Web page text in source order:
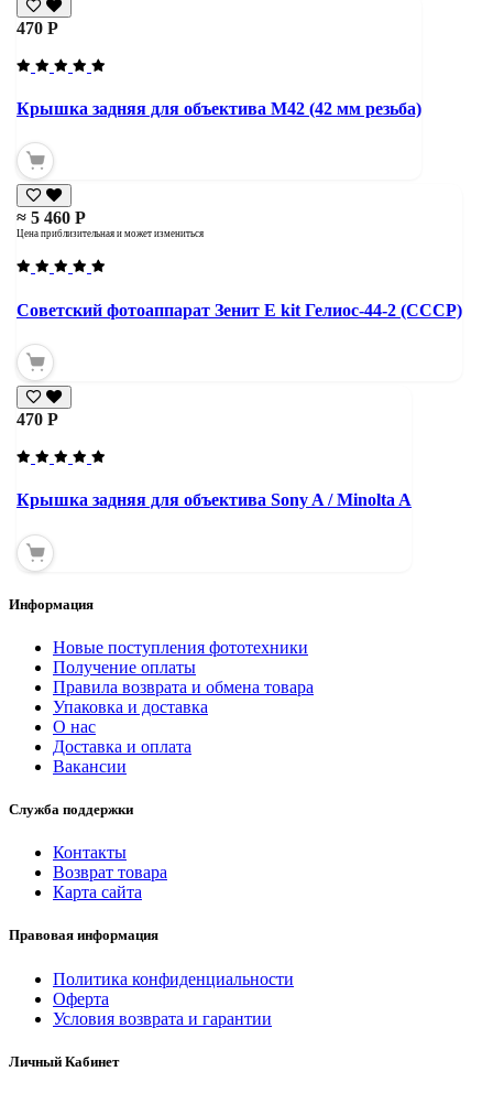
470 Р
Крышка задняя для объектива М42 (42 мм резьба)
≈ 5 460 Р
Цена приблизительная и может измениться
Советский фотоаппарат Зенит Е kit Гелиос-44-2 (СССР)
470 Р
Крышка задняя для объектива Sony A / Minolta A
Информация
Новые поступления фототехники
Получение оплаты
Правила возврата и обмена товара
Упаковка и доставка
О нас
Доставка и оплата
Вакансии
Служба поддержки
Контакты
Возврат товара
Карта сайта
Правовая информация
Политика конфиденциальности
Оферта
Условия возврата и гарантии
Личный Кабинет